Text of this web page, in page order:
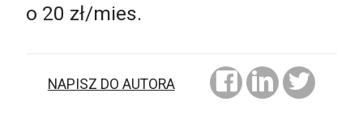
o 20 zł/mies.
NAPISZ DO AUTORA